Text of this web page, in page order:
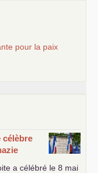
pour la paix
célèbre
a célébré le 8 mai